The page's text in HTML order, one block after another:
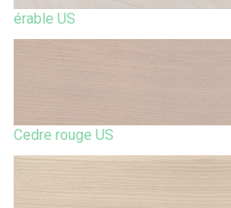
érable US
Cedre rouge US